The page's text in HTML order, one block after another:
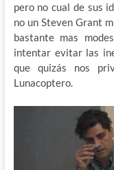
pero no cual de sus
no un Steven Grant
bastante mas
intentar evitar las
que quizás nos
Lunacoptero.